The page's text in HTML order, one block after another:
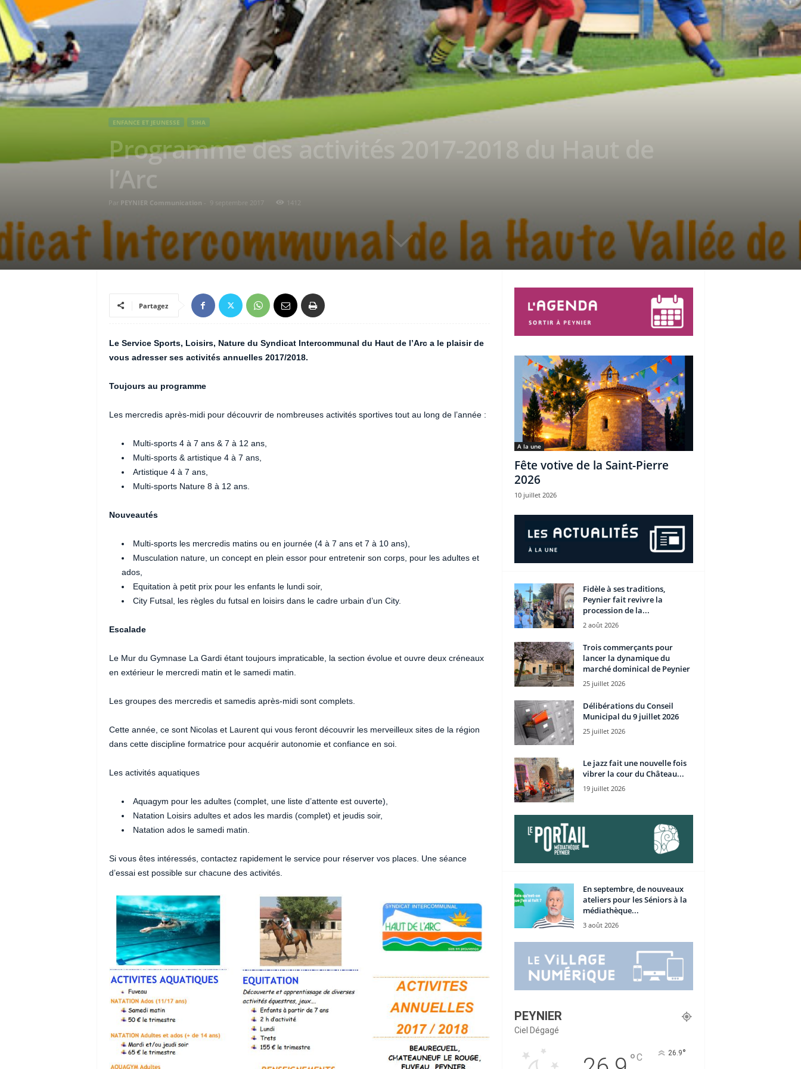
ENFANCE ET JEUNESSE SIHA
Programme des activités 2017-2018 du Haut de
l’Arc
Par PEYNIER Communication 9 septembre 2017 1412
Partagez
Le Service Sports, Loisirs, Nature du Syndicat Intercommunal du Haut de l’Arc a le plaisir de
vous adresser ses activités annuelles 2017/2018.
Toujours au programme
Les mercredis après-midi pour découvrir de nombreuses activités sportives tout au long de l’année :
Multi-sports 4 à 7 ans & 7 à 12 ans,
Multi-sports & artistique 4 à 7 ans,
Artistique 4 à 7 ans,
Multi-sports Nature 8 à 12 ans.
Nouveautés
Multi-sports les mercredis matins ou en journée (4 à 7 ans et 7 à 10 ans),
Musculation nature, un concept en plein essor pour entretenir son corps, pour les adultes et
ados,
Equitation à petit prix pour les enfants le lundi soir,
City Futsal, les règles du futsal en loisirs dans le cadre urbain d’un City.
Escalade
Le Mur du Gymnase La Gardi étant toujours impraticable, la section évolue et ouvre deux créneaux
en extérieur le mercredi matin et le samedi matin.
Les groupes des mercredis et samedis après-midi sont complets.
Cette année, ce sont Nicolas et Laurent qui vous feront découvrir les merveilleux sites de la région
dans cette discipline formatrice pour acquérir autonomie et confiance en soi.
Les activités aquatiques
Aquagym pour les adultes (complet, une liste d’attente est ouverte),
Natation Loisirs adultes et ados les mardis (complet) et jeudis soir,
Natation ados le samedi matin.
Si vous êtes intéressés, contactez rapidement le service pour réserver vos places. Une séance
d’essai est possible sur chacune des activités.
A la une
Fête votive de la Saint-Pierre
2026
10 juillet 2026
Fidèle à ses traditions,
Peynier fait revivre la
procession de la...
2 août 2026
Trois commerçants pour
lancer la dynamique du
marché dominical de Peynier
25 juillet 2026
Délibérations du Conseil
Municipal du 9 juillet 2026
25 juillet 2026
Le jazz fait une nouvelle fois
vibrer la cour du Château...
19 juillet 2026
En septembre, de nouveaux
ateliers pour les Séniors à la
médiathèque...
3 août 2026
PEYNIER
Ciel Dégagé
°C 26.9°